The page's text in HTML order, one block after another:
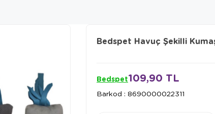
Bedspet Havuç Şekilli
Bedspet109,90 TL
Barkod : 8690000022311